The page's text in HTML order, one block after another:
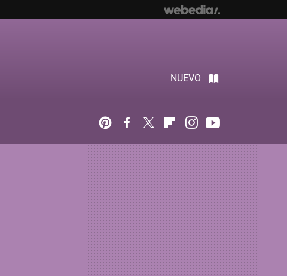
NUEVO
PinterestFacebook
Twitter FlipboardInstagram